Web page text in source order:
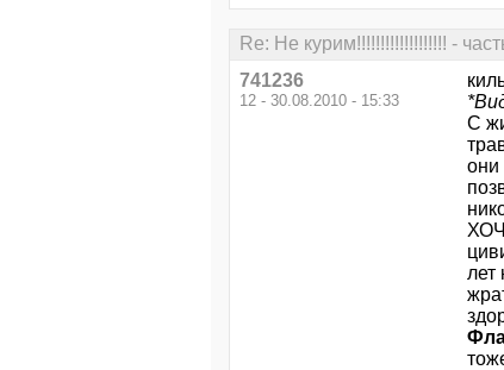
Re: Не курим!!!!!!!!!!!!!!!!!!! -
741236
12 - 30.08.2010 - 15:33
С
они
лет